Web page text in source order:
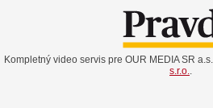
Kompletný video servis pre OUR MEDIA SR
s.r.o..